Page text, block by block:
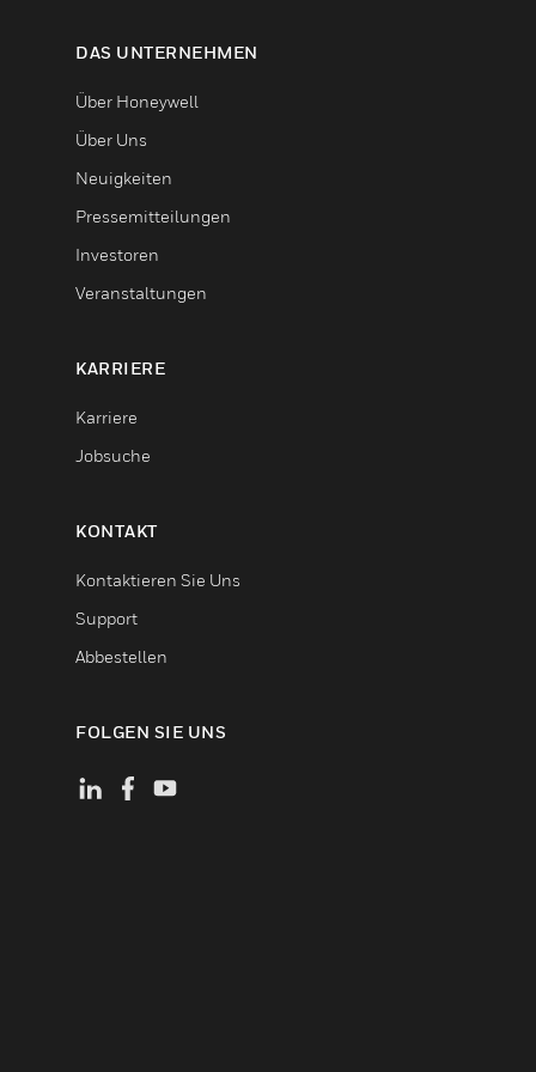
DAS UNTERNEHMEN
Über Honeywell
Über Uns
Neuigkeiten
Pressemitteilungen
Investoren
Veranstaltungen
KARRIERE
Karriere
Jobsuche
KONTAKT
Kontaktieren Sie Uns
Support
Abbestellen
FOLGEN SIE UNS